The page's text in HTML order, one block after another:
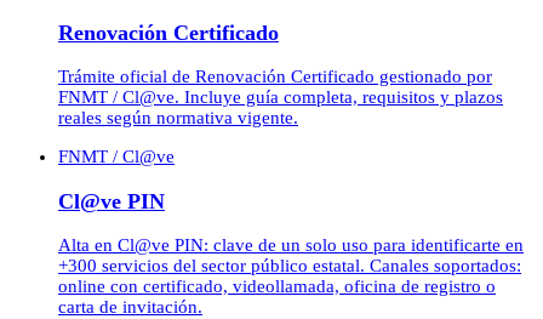
Renovación Certificado
Trámite oficial de Renovación Certificado gestionado por
FNMT / Cl@ve. Incluye guía completa, requisitos y plazos
reales según normativa vigente.
FNMT / Cl@ve
Cl@ve PIN
Alta en Cl@ve PIN: clave de un solo uso para identificarte en
+300 servicios del sector público estatal. Canales soportados:
online con certificado, videollamada, oficina de registro o
carta de invitación.